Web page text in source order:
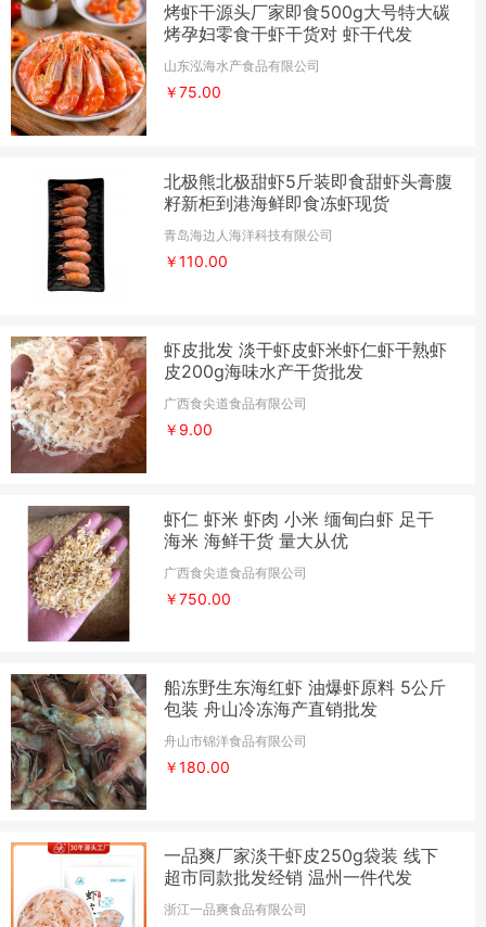
烤虾干源头厂家即食500g大号特大碳
烤孕妇零食干虾干货对 虾干代发
山东泓海水产食品有限公司
￥75.00
北极熊北极甜虾5斤装即食甜虾头膏腹
籽新柜到港海鲜即食冻虾现货
青岛海边人海洋科技有限公司
￥110.00
虾皮批发 淡干虾皮虾米虾仁虾干熟虾
皮200g海味水产干货批发
广西食尖道食品有限公司
￥9.00
虾仁 虾米 虾肉 小米 缅甸白虾 足干
海米 海鲜干货 量大从优
广西食尖道食品有限公司
￥750.00
船冻野生东海红虾 油爆虾原料 5公斤
包装 舟山冷冻海产直销批发
舟山市锦洋食品有限公司
￥180.00
一品爽厂家淡干虾皮250g袋装 线下
超市同款批发经销 温州一件代发
浙江一品爽食品有限公司